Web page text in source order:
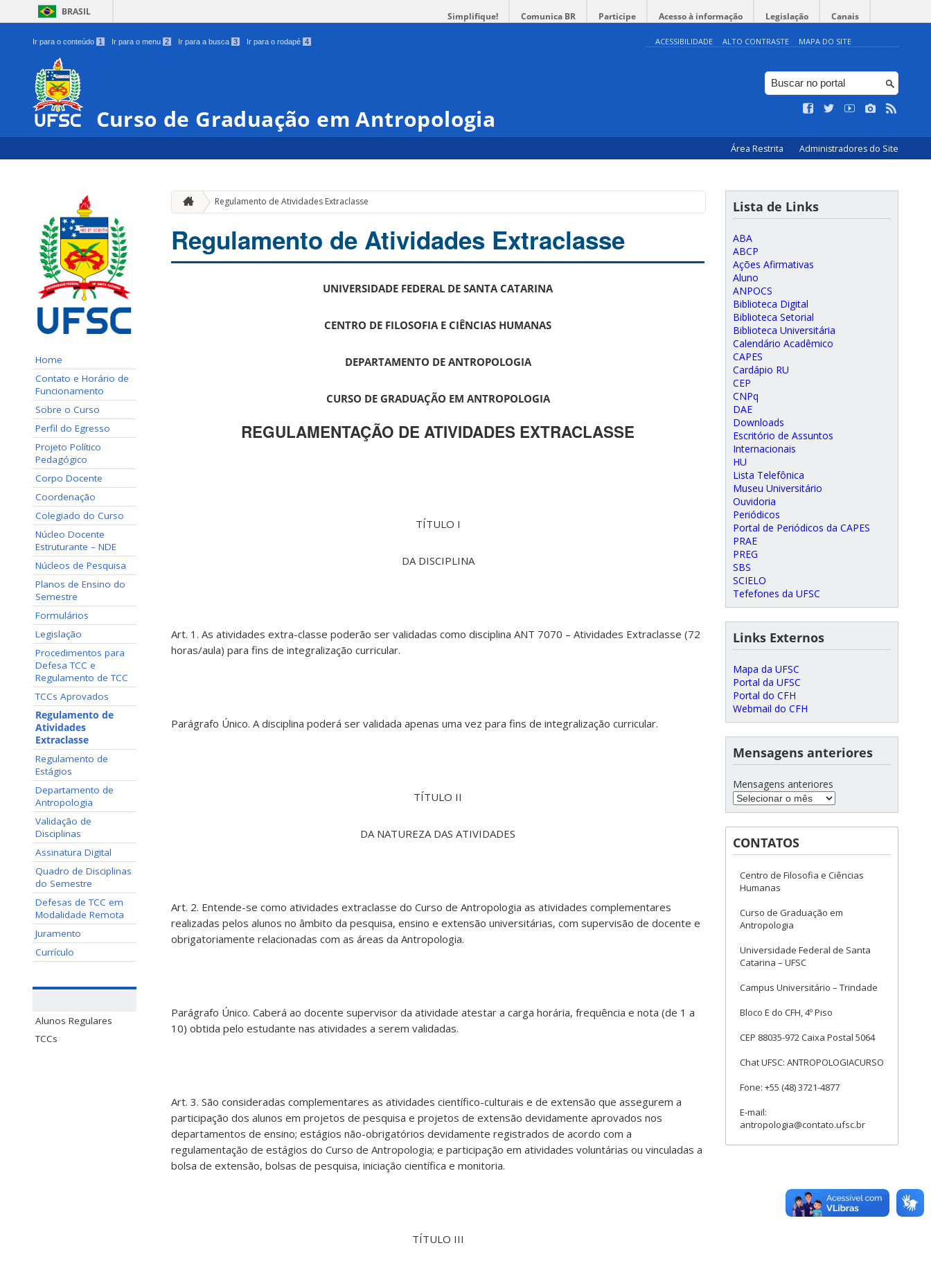
BRASIL Simplifique! Comunica BR Participe Acesso à informação Legislação Canais
Ir para o conteúdo 1 Ir para o menu 2 Ir para a busca 3 Ir para o rodapé 4 ACESSIBILIDADE ALTO CONTRASTE MAPA DO SITE
Curso de Graduação em Antropologia
Área Restrita Administradores do Site
Home
Contato e Horário de
Funcionamento
Sobre o Curso
Perfil do Egresso
Projeto Político
Pedagógico
Corpo Docente
Coordenação
Colegiado do Curso
Núcleo Docente
Estruturante – NDE
Núcleos de Pesquisa
Planos de Ensino do
Semestre
Formulários
Legislação
Procedimentos para
Defesa TCC e
Regulamento de TCC
TCCs Aprovados
Regulamento de
Atividades
Extraclasse
Regulamento de
Estágios
Departamento de
Antropologia
Validação de
Disciplinas
Assinatura Digital
Quadro de Disciplinas
do Semestre
Defesas de TCC em
Modalidade Remota
Juramento
Currículo
Alunos Regulares
TCCs
Regulamento de Atividades Extraclasse
Regulamento de Atividades Extraclasse
UNIVERSIDADE FEDERAL DE SANTA CATARINA
CENTRO DE FILOSOFIA E CIÊNCIAS HUMANAS
DEPARTAMENTO DE ANTROPOLOGIA
CURSO DE GRADUAÇÃO EM ANTROPOLOGIA
REGULAMENTAÇÃO DE ATIVIDADES EXTRACLASSE
TÍTULO I
DA DISCIPLINA
Art. 1. As atividades extra-classe poderão ser validadas como disciplina ANT 7070 – Atividades Extraclasse (72
horas/aula) para fins de integralização curricular.
Parágrafo Único. A disciplina poderá ser validada apenas uma vez para fins de integralização curricular.
TÍTULO II
DA NATUREZA DAS ATIVIDADES
Art. 2. Entende-se como atividades extraclasse do Curso de Antropologia as atividades complementares
realizadas pelos alunos no âmbito da pesquisa, ensino e extensão universitárias, com supervisão de docente e
obrigatoriamente relacionadas com as áreas da Antropologia.
Parágrafo Único. Caberá ao docente supervisor da atividade atestar a carga horária, frequência e nota (de 1 a
10) obtida pelo estudante nas atividades a serem validadas.
Art. 3. São consideradas complementares as atividades científico-culturais e de extensão que assegurem a
participação dos alunos em projetos de pesquisa e projetos de extensão devidamente aprovados nos
departamentos de ensino; estágios não-obrigatórios devidamente registrados de acordo com a
regulamentação de estágios do Curso de Antropologia; e participação em atividades voluntárias ou vinculadas a
bolsa de extensão, bolsas de pesquisa, iniciação científica e monitoria.
TÍTULO III
Lista de Links
ABA
ABCP
Ações Afirmativas
Aluno
ANPOCS
Biblioteca Digital
Biblioteca Setorial
Biblioteca Universitária
Calendário Acadêmico
CAPES
Cardápio RU
CEP
CNPq
DAE
Downloads
Escritório de Assuntos
Internacionais
HU
Lista Telefônica
Museu Universitário
Ouvidoria
Periódicos
Portal de Periódicos da CAPES
PRAE
PREG
SBS
SCIELO
Tefefones da UFSC
Links Externos
Mapa da UFSC
Portal da UFSC
Portal do CFH
Webmail do CFH
Mensagens anteriores
Mensagens anteriores
CONTATOS
Centro de Filosofia e Ciências
Humanas
Curso de Graduação em
Antropologia
Universidade Federal de Santa
Catarina – UFSC
Campus Universitário – Trindade
Bloco E do CFH, 4º Piso
CEP 88035-972 Caixa Postal 5064
Chat UFSC: ANTROPOLOGIACURSO
Fone: +55 (48) 3721-4877
E-mail:
antropologia@contato.ufsc.br